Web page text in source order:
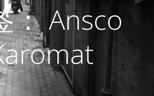
： Ansco